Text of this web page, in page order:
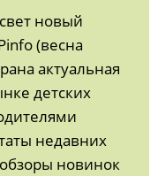
новый
(весна
актуальная
детских
недавних
новинок